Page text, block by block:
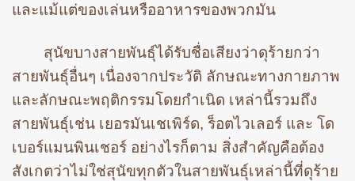
และแม้แต่ของเล่นหรืออาหารของพวกมัน
สุนัขบางสายพันธุ์ได้รับชื่อเสียงว่าดุร้ายกว่า
สายพันธุ์อื่นๆ เนื่องจากประวัติ ลักษณะทางกายภาพ
และลักษณะพฤติกรรมโดยกำเนิด เหล่านี้รวมถึง
สายพันธุ์เช่น เยอรมันเชเพิร์ด, ร็อตไวเลอร์ และ โด
เบอร์แมนพินเชอร์ อย่างไรก็ตาม สิ่งสำคัญคือต้อง
สังเกตว่าไม่ใช่สุนัขทุกตัวในสายพันธุ์เหล่านี้ที่ดุร้าย